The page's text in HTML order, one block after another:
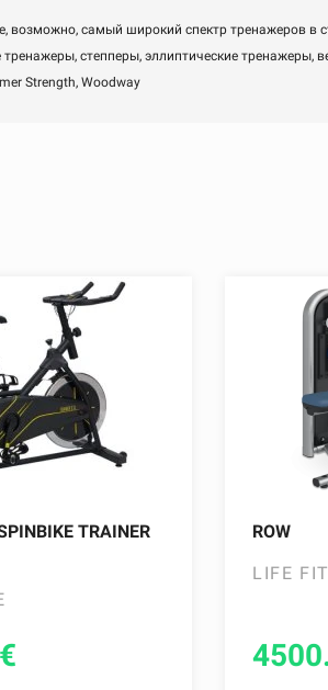
возможно, самый широкий спектр тренажеров
степперы, эллиптические тренажеры,
Strength, Woodway
TRAINER
€
ROW
LIFE